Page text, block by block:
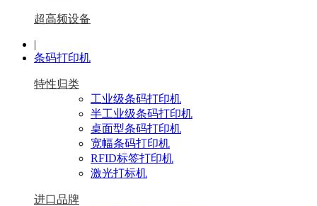
超高频设备
|
条码打印机
特性归类
工业级条码打印机
半工业级条码打印机
桌面型条码打印机
宽幅条码打印机
RFID标签打印机
激光打标机
进口品牌